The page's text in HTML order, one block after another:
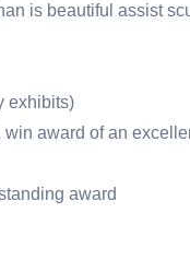
is beautiful assist
exhibits)
award of an
award